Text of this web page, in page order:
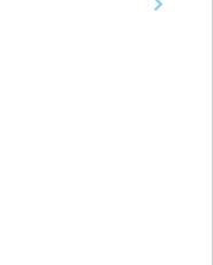
Next